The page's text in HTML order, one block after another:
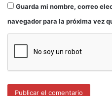
Guarda mi nombre, correo
navegador para la próxima vez